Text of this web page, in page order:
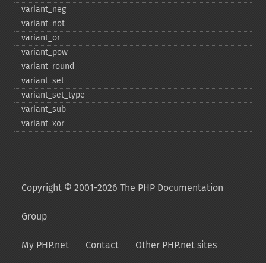
variant_​neg
variant_​not
variant_​or
variant_​pow
variant_​round
variant_​set
variant_​set_​type
variant_​sub
variant_​xor
Copyright © 2001-2026 The PHP Documentation
Group
My PHP.net Contact Other PHP.net sites